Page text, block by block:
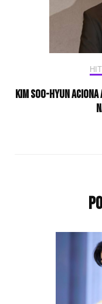
Kim Soo-hyun